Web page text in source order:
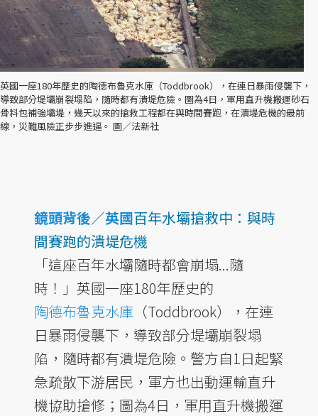
英國一座180年歷史的陶德布魯克水庫（Toddbrook），在連日暴雨侵襲下，
導致部分堤壩崩裂塌陷，隨時都有潰堤危險。圖為4日，軍用直升機搬運砂石
骨料包補強壩堤，幾天以來的搶救工程都在與時間賽跑，在潰堤危機的最前
線，災難風險正步步進逼。 圖／法新社
鏡頭背後／英國百年水壩搶救中：與時
間賽跑的潰堤危機
「這座百年水壩隨時都會崩塌...隨
時！」英國一座180年歷史的
陶德布魯克水庫 （Toddbrook），在連
日暴雨侵襲下，導致部分堤壩崩裂塌
陷，隨時都有潰堤危險。警方自1日起緊
急疏散下游居民，軍方也出動運輸直升
機協助搶修；圖為4日，軍用直升機搬運